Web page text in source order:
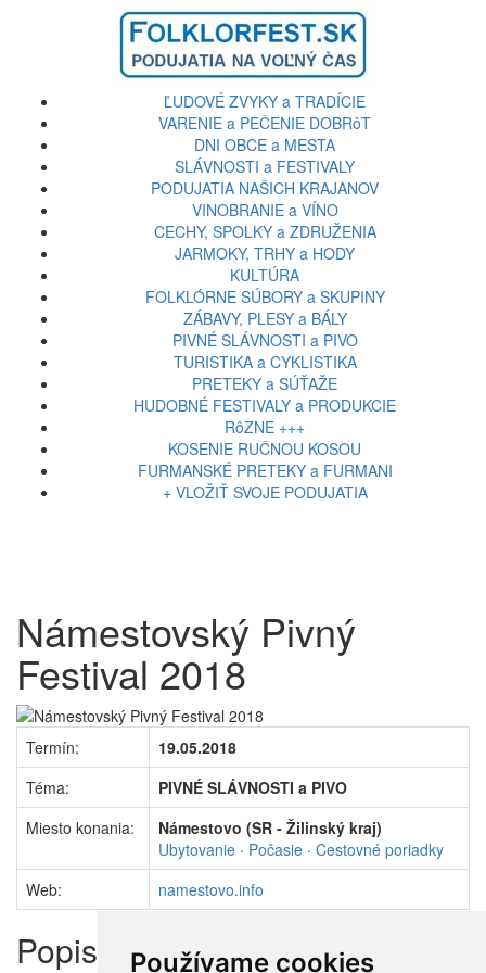
Používame cookies
ĽUDOVÉ ZVYKY a TRADÍCIE
VARENIE a PEČENIE DOBRôT
DNI OBCE a MESTA
SLÁVNOSTI a FESTIVALY
PODUJATIA NAŠICH KRAJANOV
VINOBRANIE a VÍNO
CECHY, SPOLKY a ZDRUŽENIA
JARMOKY, TRHY a HODY
KULTÚRA
FOLKLÓRNE SÚBORY a SKUPINY
ZÁBAVY, PLESY a BÁLY
PIVNÉ SLÁVNOSTI a PIVO
TURISTIKA a CYKLISTIKA
PRETEKY a SÚŤAŽE
HUDOBNÉ FESTIVALY a PRODUKCIE
RôZNE +++
KOSENIE RUČNOU KOSOU
FURMANSKÉ PRETEKY a FURMANI
+ VLOŽIŤ SVOJE PODUJATIA
Námestovský Pivný
Festival 2018
Termín:
19.05.2018
Téma:
PIVNÉ SLÁVNOSTI a PIVO
Miesto konania:
Námestovo (SR - Žilinský kraj)
Ubytovanie · Počasie · Cestovné poriadky
Web:
namestovo.info
Popis